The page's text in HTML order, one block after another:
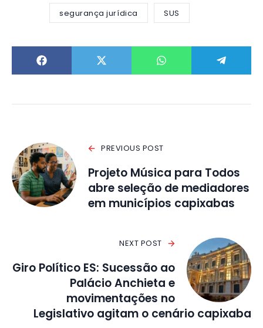
segurança jurídica SUS
PREVIOUS POST
Projeto Música para Todos
abre seleção de mediadores
em municípios capixabas
NEXT POST
Giro Político ES: Sucessão ao
Palácio Anchieta e
movimentações no
Legislativo agitam o cenário capixaba